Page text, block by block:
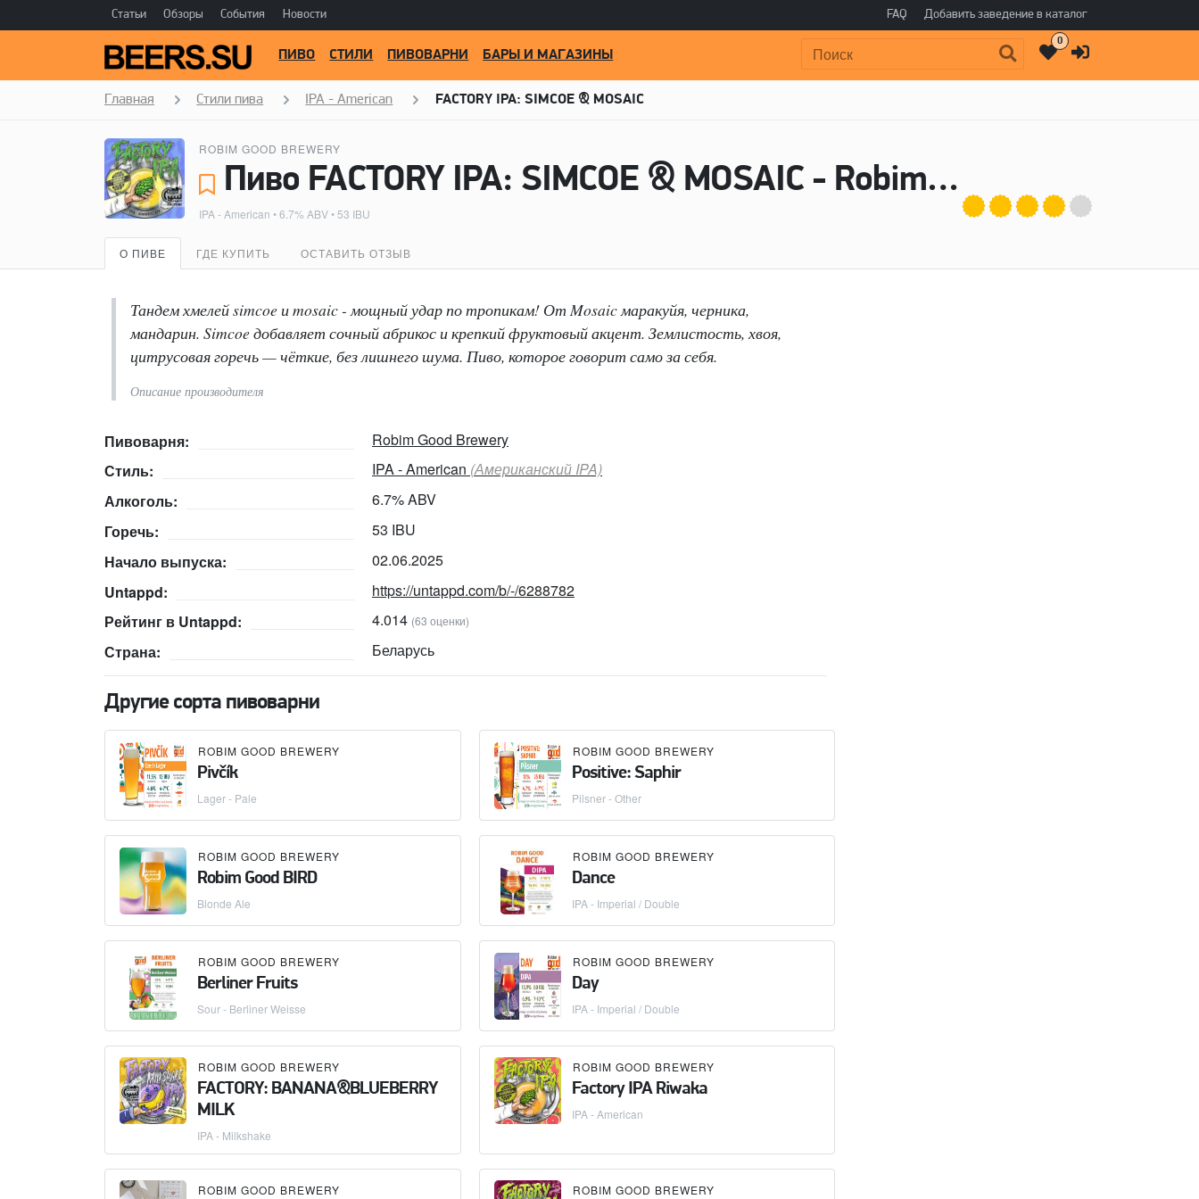
Статьи Обзоры События Новости FAQ Добавить заведение в каталог
Поиск:
ПИВО СТИЛИ ПИВОВАРНИ БАРЫ И МАГАЗИНЫ
0
Главная Стили пива IPA - American FACTORY IPA: SIMCOE & MOSAIC
ROBIM GOOD BREWERY
Пиво FACTORY IPA: SIMCOE & MOSAIC - Robim Good Brewery
IPA - American • 6.7% ABV • 53 IBU
О ПИВЕ ГДЕ КУПИТЬ ОСТАВИТЬ ОТЗЫВ
Тандем хмелей simcoe и mosaic - мощный удар по тропикам! От Mosaic маракуйя, черника,
мандарин. Simcoe добавляет сочный абрикос и крепкий фруктовый акцент. Землистость, хвоя,
цитрусовая горечь — чёткие, без лишнего шума. Пиво, которое говорит само за себя.
Описание производителя
Пивоварня:
Robim Good Brewery
Стиль:
IPA - American (Американский IPA)
Алкоголь:
6.7% ABV
Горечь:
53 IBU
Начало выпуска:
02.06.2025
Untappd:
https://untappd.com/b/-/6288782
Рейтинг в Untappd:
4.014 (63 оценки)
Страна: Беларусь
Другие сорта пивоварни
ROBIM GOOD BREWERY
Pivčík
Lager - Pale
ROBIM GOOD BREWERY
Positive: Saphir
Pilsner - Other
ROBIM GOOD BREWERY
Robim Good BIRD
Blonde Ale
ROBIM GOOD BREWERY
Dance
IPA - Imperial / Double
ROBIM GOOD BREWERY
Berliner Fruits
Sour - Berliner Weisse
ROBIM GOOD BREWERY
Day
IPA - Imperial / Double
ROBIM GOOD BREWERY
FACTORY: BANANA&BLUEBERRY
MILK
IPA - Milkshake
ROBIM GOOD BREWERY
Factory IPA Riwaka
IPA - American
ROBIM GOOD BREWERY ROBIM GOOD BREWERY